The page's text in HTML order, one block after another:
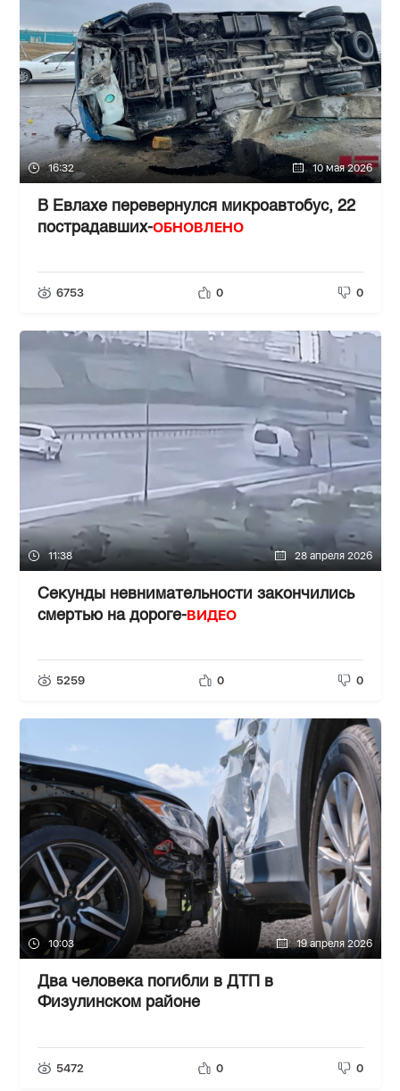
16:32 10 мая 2026
В Евлахе перевернулся микроавтобус, 22
пострадавших-ОБНОВЛЕНО
6753 0 0
11:38 28 апреля 2026
Секунды невнимательности закончились
смертью на дороге-ВИДЕО
5259 0 0
10:03 19 апреля 2026
Два человека погибли в ДТП в
Физулинском районе
5472 0 0